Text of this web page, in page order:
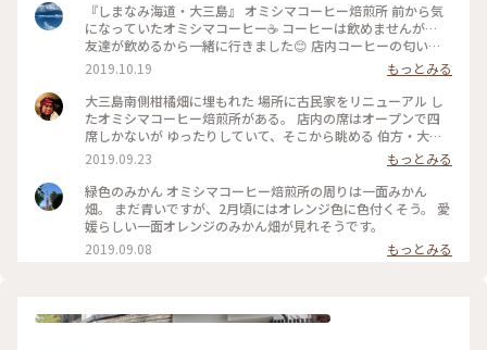
『しまなみ海道・大三島』 オミシマコーヒー焙煎所 前から気
になっていたオミシマコーヒー☕ コーヒーは飲めませんが…
友達が飲めるから一緒に行きました😊 店内コーヒーの匂い
が…☕ 豆売りもしてくれるそうです‼ おしゃれな店内で…休憩
させてもらいました‼ 大三島といえばみかんジュースなので 注
文〜‼ みかんの酸味と甘さがあるみかんジュース🍊 この日天気
があまりよくなかったから 景色ははっきりしなかったけど 天
気がいい日は最高だと思います(*^^*) 珈琲はテイクアウトもで
まなみ海道#大三島#珈琲#おしゃれな店内#神の島#ドライブ
2019.10.19
もっとみる
大三島南側柑橘畑に埋もれた 場所に古民家をリニューアル し
たオミシマコーヒー焙煎所がある。 店内の席はオープンで四
席しかないが ゆったりしていて、そこから眺める 伯方・大島
大橋は心地よい。 暫しまったりと過ごせれば きっと和めるや
ろな🤗🤗🤗
2019.09.23
もっとみる
緑色のみかん オミシマコーヒー焙煎所の周りは一面みかん
畑。 まだ青いですが、2月頃にはオレンジ色に色付くそう。 愛
媛らしい一面オレンジのみかん畑が見れそうです。
2019.09.08
もっとみる